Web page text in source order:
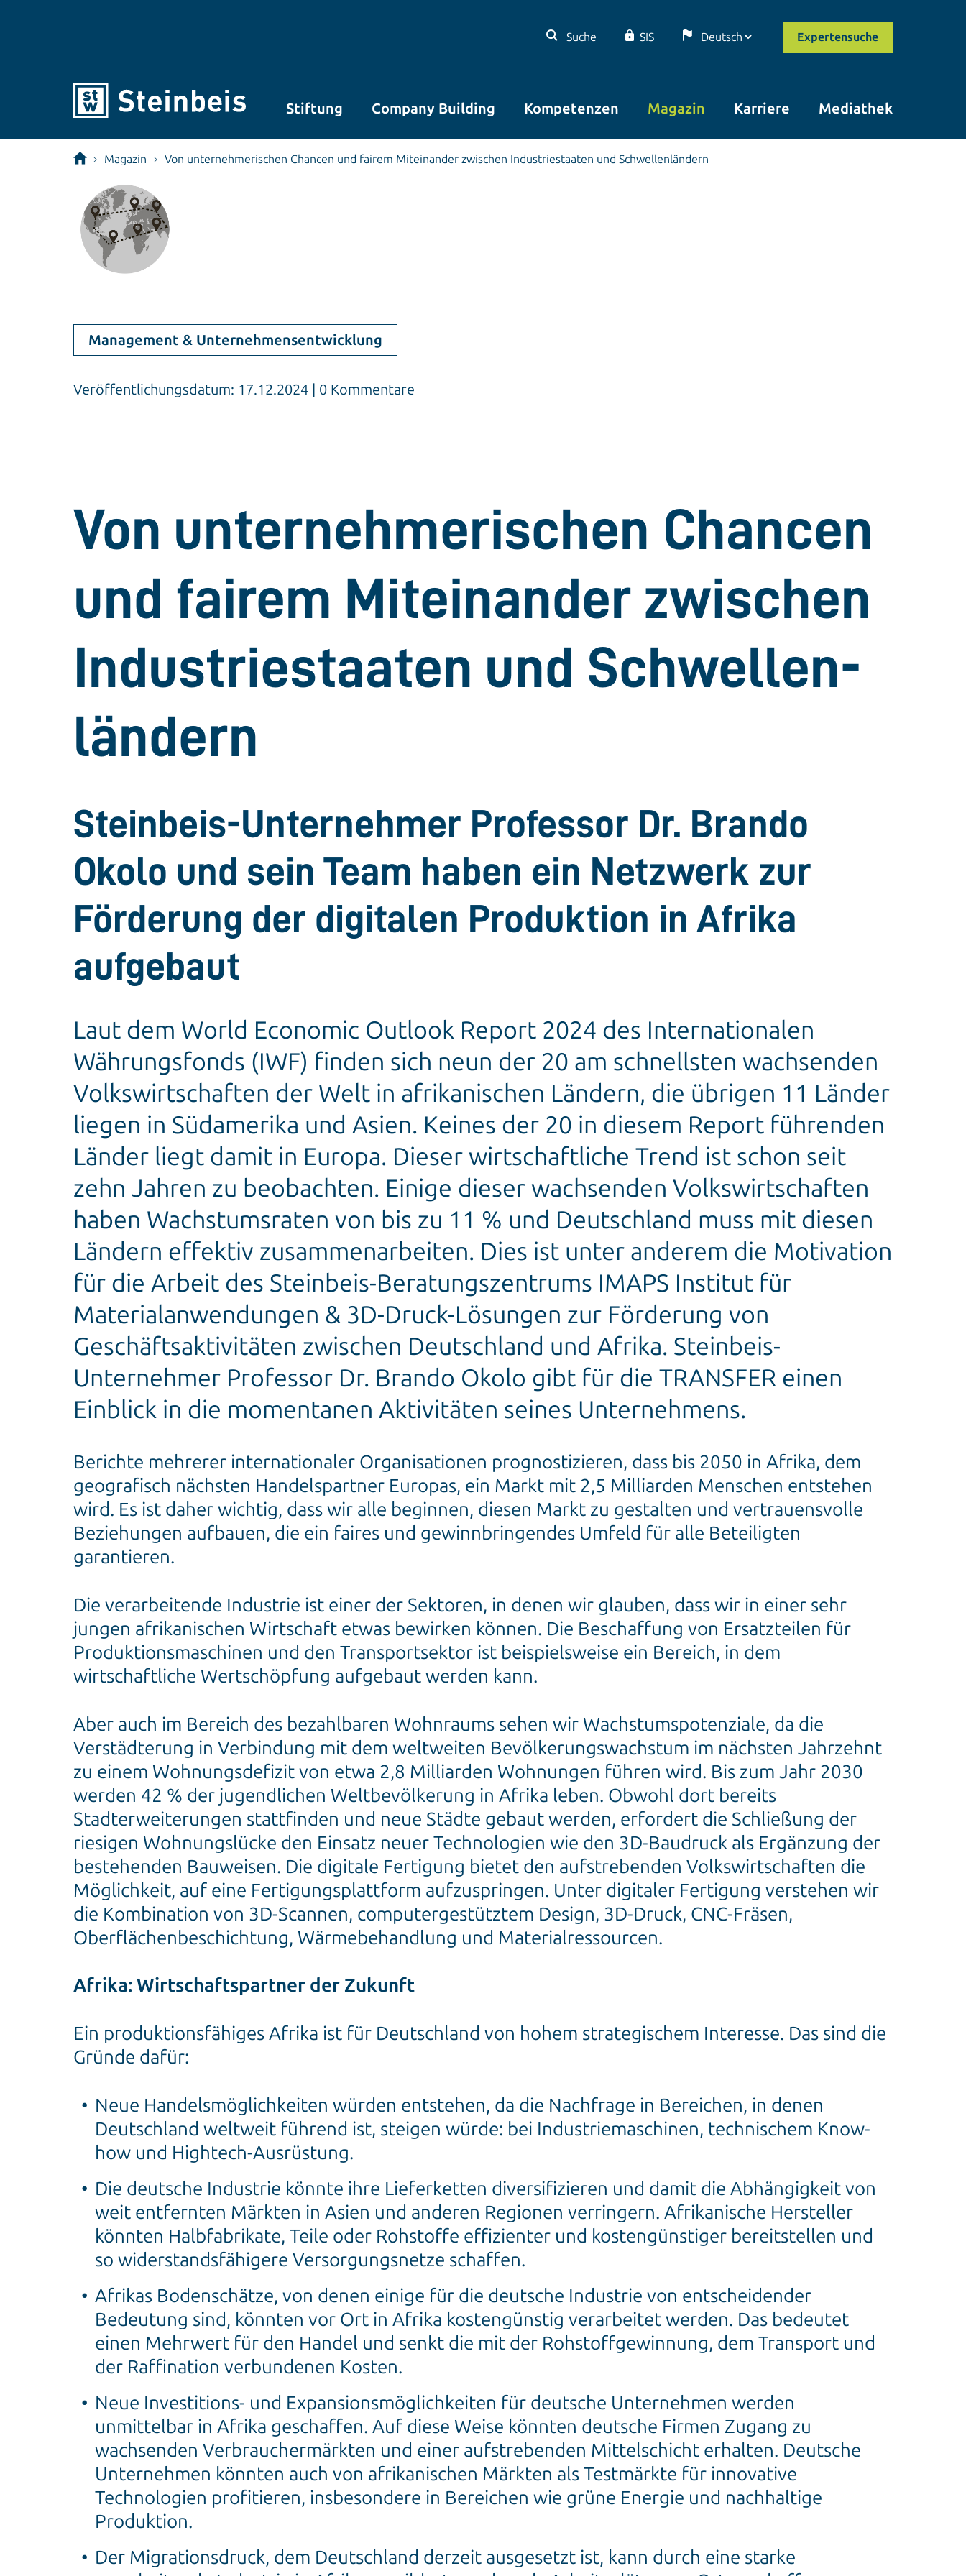
Suche SIS Expertensuche
Stiftung Company Building Kompetenzen Magazin Karriere Mediathek
Magazin Von unternehmerischen Chancen und fairem Mitein­ander zwischen Industriestaaten und Schwellen­ländern
Management & Unternehmensentwicklung
Veröffentlichungsdatum: 17.12.2024 | 0 Kommentare
Von unternehmerischen Chancen
und fairem Mitein­ander zwischen
Industriestaaten und Schwellen­
ländern
Steinbeis-Unternehmer Professor Dr. Brando
Okolo und sein Team haben ein Netzwerk zur
Förderung der digitalen Produktion in Afrika
aufgebaut
Laut dem World Economic Outlook Report 2024 des Internationalen
Währungsfonds (IWF) finden sich neun der 20 am schnellsten wachsenden
Volkswirtschaften der Welt in afrikanischen Ländern, die übrigen 11 Länder
liegen in Südamerika und Asien. Keines der 20 in diesem Report führenden
Länder liegt damit in Europa. Dieser wirtschaftliche Trend ist schon seit
zehn Jahren zu beobachten. Einige dieser wachsenden Volkswirtschaften
haben Wachstumsraten von bis zu 11 % und Deutschland muss mit diesen
Ländern effektiv zusammenarbeiten. Dies ist unter anderem die Motivation
für die Arbeit des Steinbeis-Beratungszentrums IMAPS Institut für
Materialanwendungen & 3D-Druck-Lösungen zur Förderung von
Geschäftsaktivitäten zwischen Deutschland und Afrika. Steinbeis-
Unternehmer Professor Dr. Brando Okolo gibt für die TRANSFER einen
Einblick in die momentanen Aktivitäten seines Unternehmens.
Berichte mehrerer internationaler Organisationen prognostizieren, dass bis 2050 in Afrika, dem
geografisch nächsten Handelspartner Europas, ein Markt mit 2,5 Milliarden Menschen entstehen
wird. Es ist daher wichtig, dass wir alle beginnen, diesen Markt zu gestalten und vertrauensvolle
Beziehungen aufbauen, die ein faires und gewinnbringendes Umfeld für alle Beteiligten
garantieren.
Die verarbeitende Industrie ist einer der Sektoren, in denen wir glauben, dass wir in einer sehr
jungen afrikanischen Wirtschaft etwas bewirken können. Die Beschaffung von Ersatzteilen für
Produktionsmaschinen und den Transportsektor ist beispielsweise ein Bereich, in dem
wirtschaftliche Wertschöpfung aufgebaut werden kann.
Aber auch im Bereich des bezahlbaren Wohnraums sehen wir Wachstumspotenziale, da die
Verstädterung in Verbindung mit dem weltweiten Bevölkerungswachstum im nächsten Jahrzehnt
zu einem Wohnungsdefizit von etwa 2,8 Milliarden Wohnungen führen wird. Bis zum Jahr 2030
werden 42 % der jugendlichen Weltbevölkerung in Afrika leben. Obwohl dort bereits
Stadterweiterungen stattfinden und neue Städte gebaut werden, erfordert die Schließung der
riesigen Wohnungslücke den Einsatz neuer Technologien wie den 3D-Baudruck als Ergänzung der
bestehenden Bauweisen. Die digitale Fertigung bietet den aufstrebenden Volkswirtschaften die
Möglichkeit, auf eine Fertigungsplattform aufzuspringen. Unter digitaler Fertigung verstehen wir
die Kombination von 3D-Scannen, computergestütztem Design, 3D-Druck, CNC-Fräsen,
Oberflächenbeschichtung, Wärmebehandlung und Materialressourcen.
Afrika: Wirtschaftspartner der Zukunft
Ein produktionsfähiges Afrika ist für Deutschland von hohem strategischem Interesse. Das sind die
Gründe dafür:
Neue Handelsmöglichkeiten würden entstehen, da die Nachfrage in Bereichen, in denen
Deutschland weltweit führend ist, steigen würde: bei Industriemaschinen, technischem Know-
how und Hightech-Ausrüstung.
Die deutsche Industrie könnte ihre Lieferketten diversifizieren und damit die Abhängigkeit von
weit entfernten Märkten in Asien und anderen Regionen verringern. Afrikanische Hersteller
könnten Halbfabrikate, Teile oder Rohstoffe effizienter und kostengünstiger bereitstellen und
so widerstandsfähigere Versorgungsnetze schaffen.
Afrikas Bodenschätze, von denen einige für die deutsche Industrie von entscheidender
Bedeutung sind, könnten vor Ort in Afrika kostengünstig verarbeitet werden. Das bedeutet
einen Mehrwert für den Handel und senkt die mit der Rohstoffgewinnung, dem Transport und
der Raffination verbundenen Kosten.
Neue Investitions- und Expansionsmöglichkeiten für deutsche Unternehmen werden
unmittelbar in Afrika geschaffen. Auf diese Weise könnten deutsche Firmen Zugang zu
wachsenden Verbrauchermärkten und einer aufstrebenden Mittelschicht erhalten. Deutsche
Unternehmen könnten auch von afrikanischen Märkten als Testmärkte für innovative
Technologien profitieren, insbesondere in Bereichen wie grüne Energie und nachhaltige
Produktion.
Der Migrationsdruck, dem Deutschland derzeit ausgesetzt ist, kann durch eine starke